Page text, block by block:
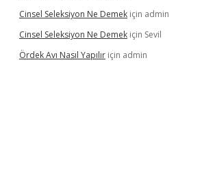
Cinsel Seleksiyon Ne Demek için admin
Cinsel Seleksiyon Ne Demek için Sevil
Ördek Avı Nasıl Yapılır için admin